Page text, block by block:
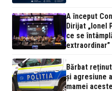
A început
Dirijat „Ionel
ce se
extraordinar”
Bărbat
și agresiune
mamei